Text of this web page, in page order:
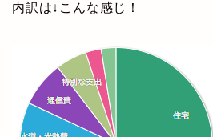
内訳は↓こんな感じ！